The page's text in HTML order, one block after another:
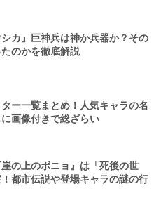
シカ』巨神兵は神か兵器か？その
のかを徹底解説
ー一覧まとめ！人気キャラの名
画像付きで総ざらい
崖の上のポニョ』は「死後の世
都市伝説や登場キャラの謎の行